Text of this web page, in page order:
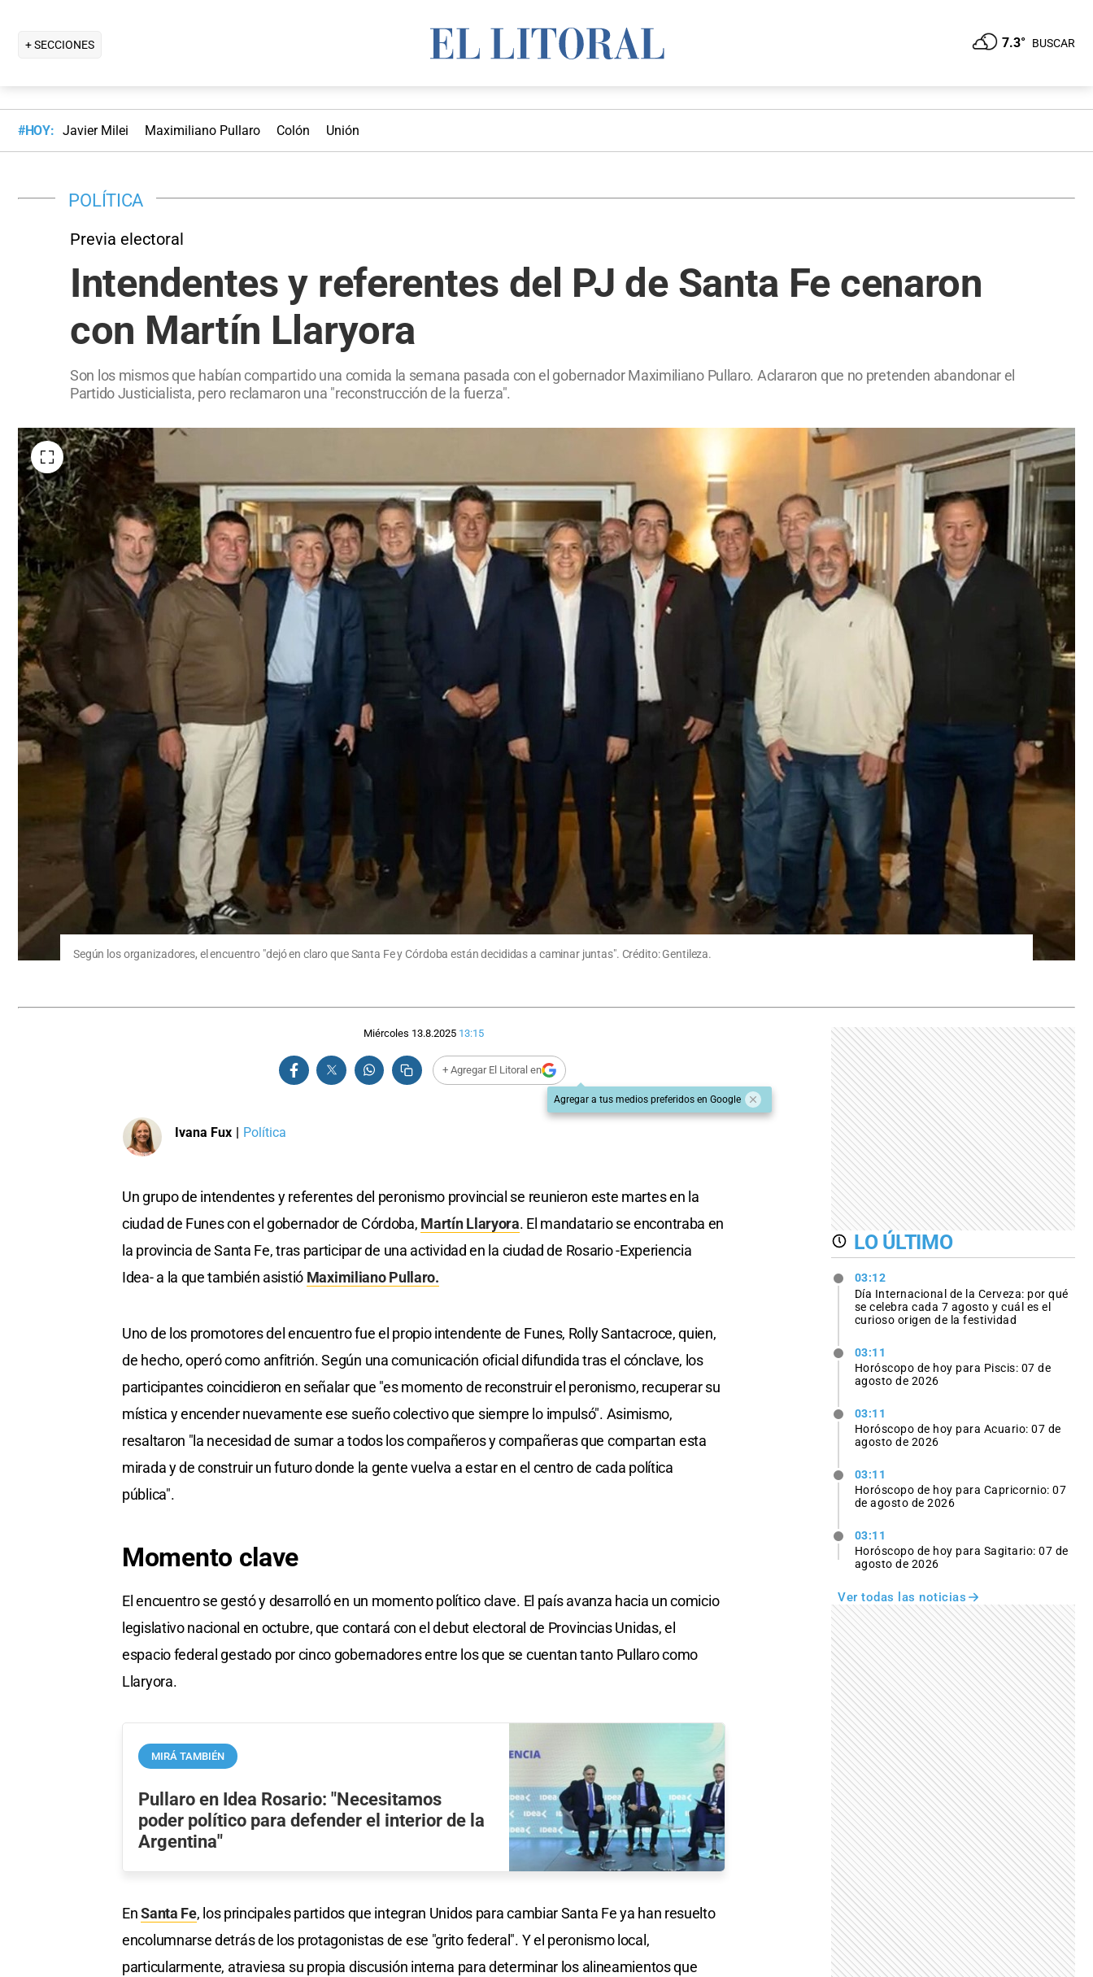
+ SECCIONES 7.3° BUSCAR
#HOY: Javier Milei Maximiliano Pullaro Colón Unión
POLÍTICA
Previa electoral
Intendentes y referentes del PJ de Santa Fe cenaron
con Martín Llaryora
Son los mismos que habían compartido una comida la semana pasada con el gobernador Maximiliano Pullaro. Aclararon que no pretenden abandonar el
Partido Justicialista, pero reclamaron una "reconstrucción de la fuerza".
Según los organizadores, el encuentro "dejó en claro que Santa Fe y Córdoba están decididas a caminar juntas". Crédito: Gentileza.
Miércoles 13.8.2025 13:15
+ Agregar El Litoral en
Agregar a tus medios preferidos en Google
Ivana Fux | Política
Un grupo de intendentes y referentes del peronismo provincial se reunieron este martes en la
ciudad de Funes con el gobernador de Córdoba, Martín Llaryora. El mandatario se encontraba en
la provincia de Santa Fe, tras participar de una actividad en la ciudad de Rosario -Experiencia
Idea- a la que también asistió Maximiliano Pullaro.
Uno de los promotores del encuentro fue el propio intendente de Funes, Rolly Santacroce, quien,
de hecho, operó como anfitrión. Según una comunicación oficial difundida tras el cónclave, los
participantes coincidieron en señalar que "es momento de reconstruir el peronismo, recuperar su
mística y encender nuevamente ese sueño colectivo que siempre lo impulsó". Asimismo,
resaltaron "la necesidad de sumar a todos los compañeros y compañeras que compartan esta
mirada y de construir un futuro donde la gente vuelva a estar en el centro de cada política
pública".
Momento clave
El encuentro se gestó y desarrolló en un momento político clave. El país avanza hacia un comicio
legislativo nacional en octubre, que contará con el debut electoral de Provincias Unidas, el
espacio federal gestado por cinco gobernadores entre los que se cuentan tanto Pullaro como
Llaryora.
MIRÁ TAMBIÉN
Pullaro en Idea Rosario: "Necesitamos
poder político para defender el interior de la
Argentina"
EnSanta Fe, los principales partidos que integran Unidos para cambiar Santa Fe ya han resuelto
encolumnarse detrás de los protagonistas de ese "grito federal". Y el peronismo local,
particularmente, atraviesa su propia discusión interna para determinar los alineamientos que
LO ÚLTIMO
03:12
Día Internacional de la Cerveza: por qué
se celebra cada 7 agosto y cuál es el
curioso origen de la festividad
03:11
Horóscopo de hoy para Piscis: 07 de
agosto de 2026
03:11
Horóscopo de hoy para Acuario: 07 de
agosto de 2026
03:11
Horóscopo de hoy para Capricornio: 07
de agosto de 2026
03:11
Horóscopo de hoy para Sagitario: 07 de
agosto de 2026
Ver todas las noticias